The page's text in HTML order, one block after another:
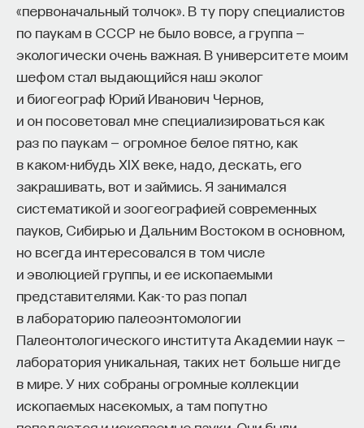
«первоначальный толчок». В ту пору специалистов
по паукам в СССР не было вовсе, а группа —
экологически очень важная. В университете моим
шефом стал выдающийся наш эколог
и биогеограф Юрий Иванович Чернов,
и он посоветовал мне специализироваться как
раз по паукам — огромное белое пятно, как
в каком-нибудь XIX веке, надо, дескать, его
закрашивать, вот и займись. Я занимался
систематикой и зоогеографией современных
пауков, Сибирью и Дальним Востоком в основном,
но всегда интересовался в том числе
и эволюцией группы, и ее ископаемыми
представителями. Как-то раз попал
в лабораторию палеоэнтомологии
Палеонтологического института Академии наук —
лаборатория уникальная, таких нет больше нигде
в мире. У них собраны огромные коллекции
ископаемых насекомых, а там попутно